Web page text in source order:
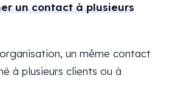
un contact à plusieurs
un même contact
à plusieurs clients ou à